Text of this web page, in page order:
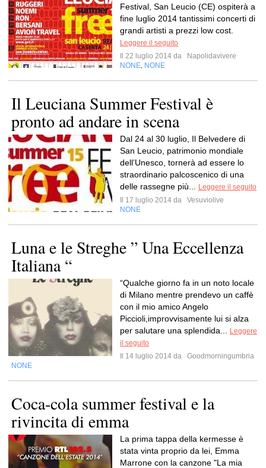
Festival, San Leucio (CE) ospiterà a
fine luglio 2014 tantissimi concerti di
grandi artisti a prezzi low cost.
Leggere il seguito
Il 22 luglio 2014 da
Napolidavivere
NONE NONE
Il Leuciana Summer Festival è
pronto ad andare in scena
Dal 24 al 30 luglio, Il Belvedere di
San Leucio, patrimonio mondiale
dell’Unesco, tornerà ad essere lo
straordinario palcoscenico di una
delle rassegne più...
Leggere il seguito
Il 17 luglio 2014 da
Vesuviolive
NONE
Luna e le Streghe ” Una Eccellenza
Italiana “
“Qualche giorno fa in un noto locale
di Milano mentre prendevo un caffè
con il mio amico Angelo
Piccioli,improvvisamente lui si alza
per salutare una splendida...
Leggere
il seguito
Il 14 luglio 2014 da
Goodmorningumbria
NONE
Coca-cola summer festival e la
rivincita di emma
La prima tappa della kermesse è
stata vinta proprio da lei, Emma
Marrone con la canzone "La mia